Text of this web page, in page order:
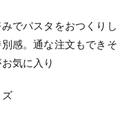
でパスタをおつくりし
感。通な注文もできそ
気に入り